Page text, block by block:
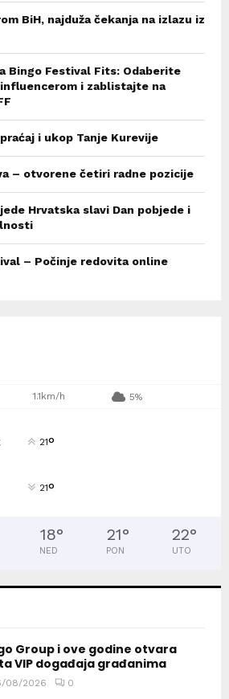
BiH, najduža čekanja na izlazu iz
Bingo Festival Fits: Odaberite
i zablistajte na
i ukop Tanje Kurevije
– otvorene četiri radne pozicije
Hrvatska slavi Dan pobjede i
– Počinje redovita online
1.1km/h 5%
21°
21°
18°
NED
21°
PON
22°
UTO
Group i ove godine otvara
VIP događaja građanima
08/2026 0